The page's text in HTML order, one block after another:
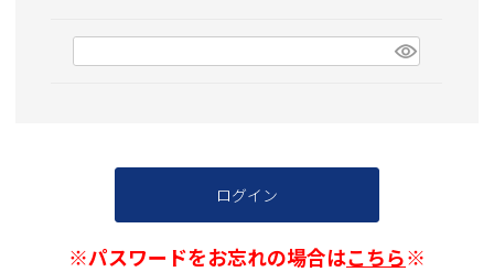
須)
ログイン
※パスワードをお忘れの場合はこちら※